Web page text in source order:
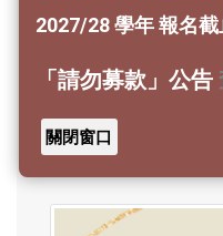
香港佛陀
2027/28 學年 報名
「請勿募款」公告
關閉窗口